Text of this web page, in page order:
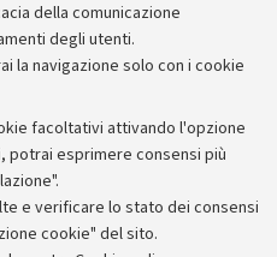
della comunicazione
degli utenti.
la navigazione solo con i cookie
facoltativi attivando l'opzione
potrai esprimere consensi più
e verificare lo stato dei consensi
cookie" del sito.
stampa
stampa